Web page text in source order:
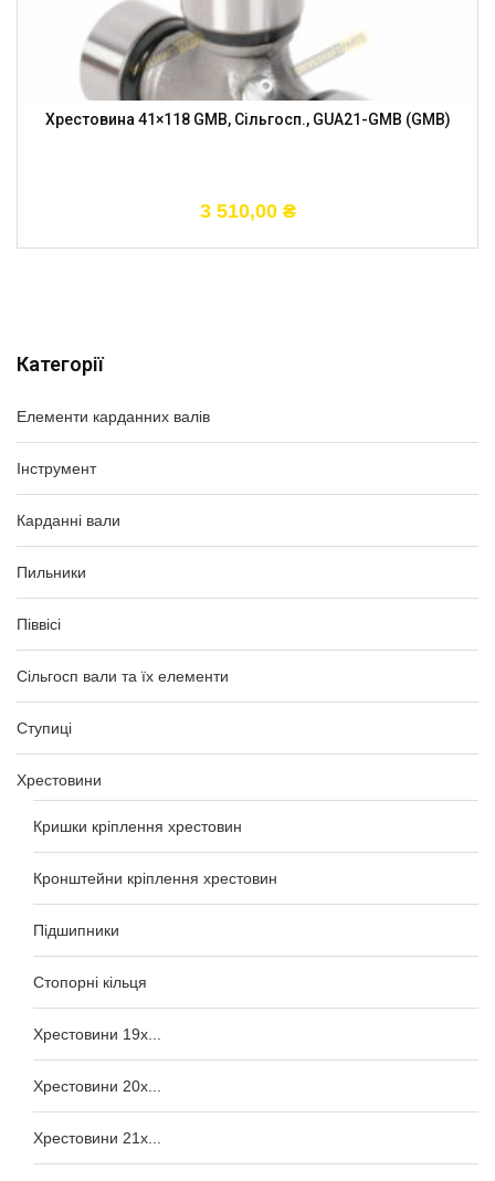
Категорії
Елементи карданних валів
Інструмент
Карданні вали
Пильники
Піввісі
Сільгосп вали та їх елементи
Ступиці
Хрестовини
Кришки кріплення хрестовин
Кронштейни кріплення хрестовин
Підшипники
Стопорні кільця
Хрестовини 19x...
Хрестовини 20x...
Хрестовини 21x...
Хрестовина 41×118 GMB, Сільгосп., GUA21-GMB (GMB)
3 510,00 ₴